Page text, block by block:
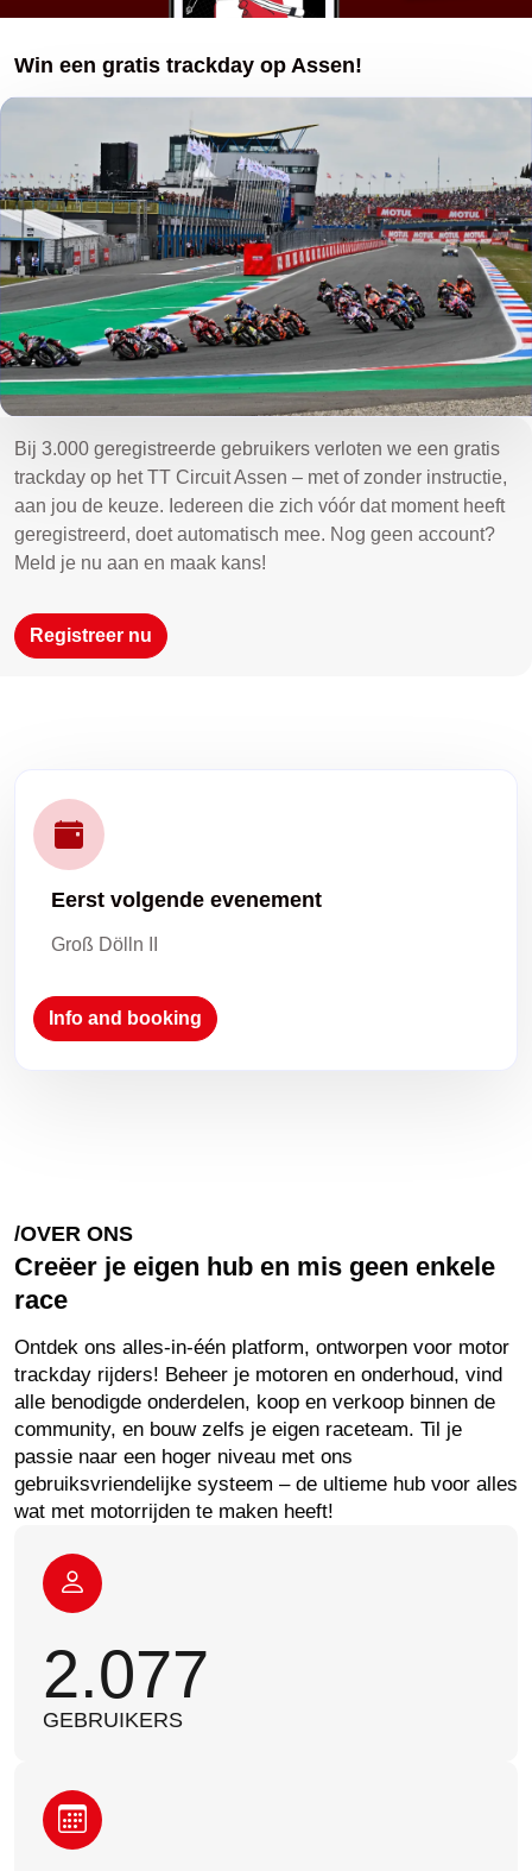
Win een gratis trackday op Assen!
Bij 3.000 geregistreerde gebruikers verloten we een gratis
trackday op het TT Circuit Assen – met of zonder instructie,
aan jou de keuze. Iedereen die zich vóór dat moment heeft
geregistreerd, doet automatisch mee. Nog geen account?
Meld je nu aan en maak kans!
Registreer nu
Eerst volgende evenement
Groß Dölln II
Info and booking
/OVER ONS
Creëer je eigen hub en mis geen enkele
race
Ontdek ons alles-in-één platform, ontworpen voor motor
trackday rijders! Beheer je motoren en onderhoud, vind
alle benodigde onderdelen, koop en verkoop binnen de
community, en bouw zelfs je eigen raceteam. Til je
passie naar een hoger niveau met ons
gebruiksvriendelijke systeem – de ultieme hub voor alles
wat met motorrijden te maken heeft!
2.077
GEBRUIKERS